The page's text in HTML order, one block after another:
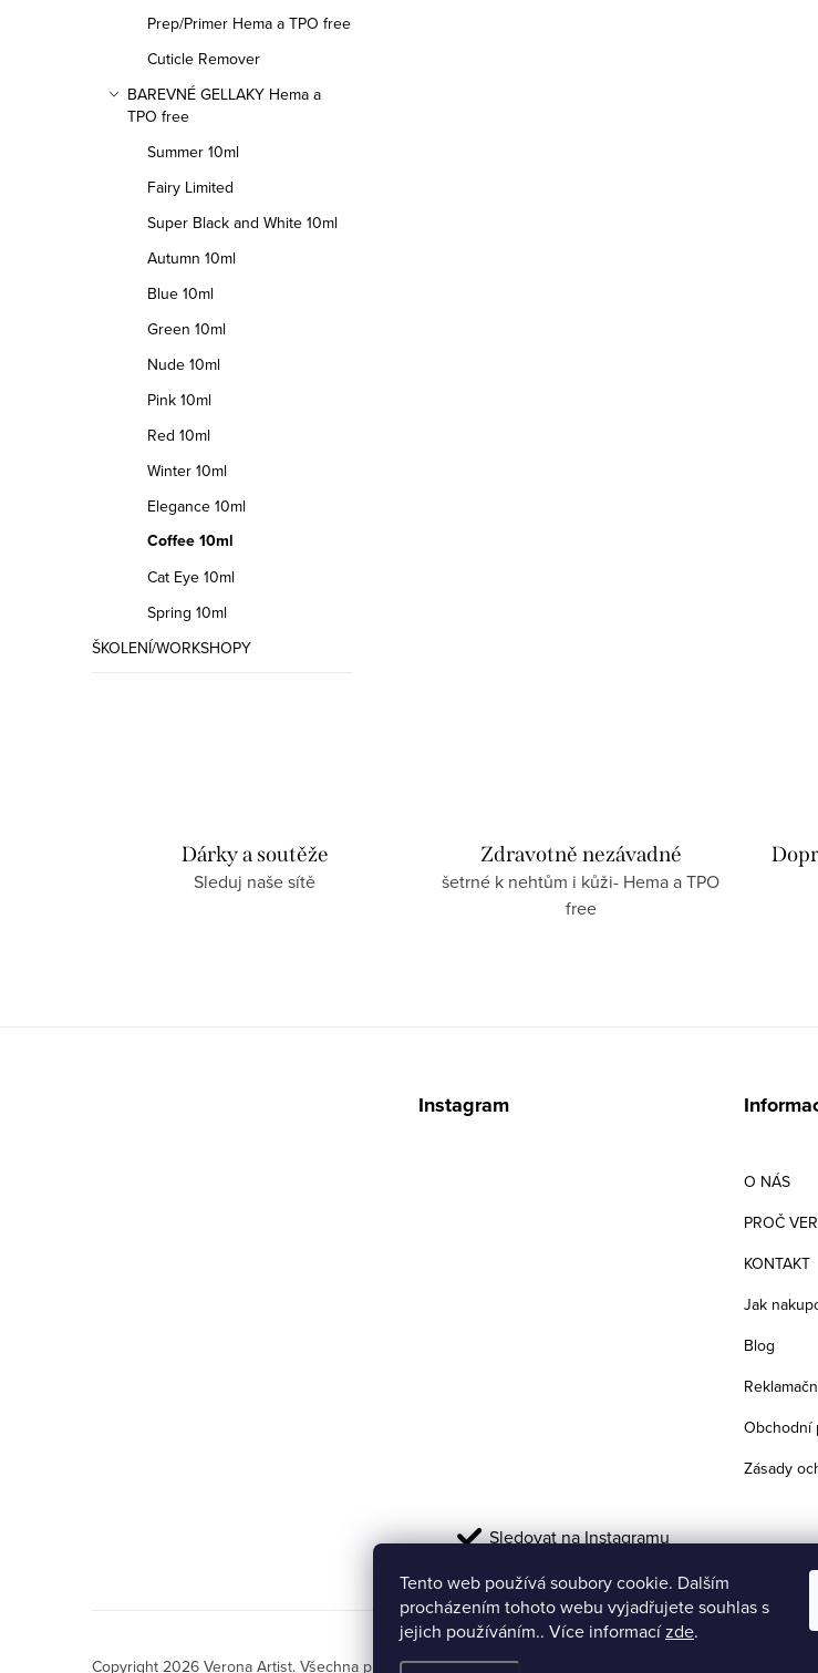
Tento web používá soubory cookie. Dalším
procházením tohoto webu vyjadřujete souhlas s
jejich používáním.. Více informacízde.
Prep/Primer Hema a TPO free
Cuticle Remover
BAREVNÉ GELLAKY Hema a
TPO free
Summer 10ml
Fairy Limited
Super Black and White 10ml
Autumn 10ml
Blue 10ml
Green 10ml
Nude 10ml
Pink 10ml
Red 10ml
Winter 10ml
Elegance 10ml
Coffee 10ml
Cat Eye 10ml
Spring 10ml
ŠKOLENÍ/WORKSHOPY
Dárky a soutěže
Sleduj naše sítě
Zdravotně nezávadné
šetrné k nehtům i kůži- Hema a TPO
free
Instagram
Sledovat na Instagramu
O NÁS
PROČ
KONTAKT
Jak
Blog
Obchodní
Zásady
Copyright 2026 Verona Artist. Všechna práva vyhrazena.